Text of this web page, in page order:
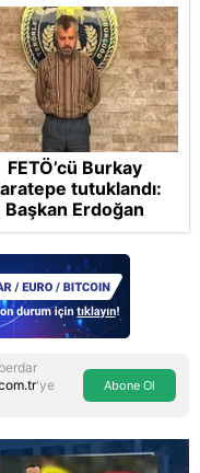
FETÖ’cü Burkay
tutuklandı:
Başkan Erdoğan
oldu! 5 suçtan
dava talebi
'ye
Abone Ol